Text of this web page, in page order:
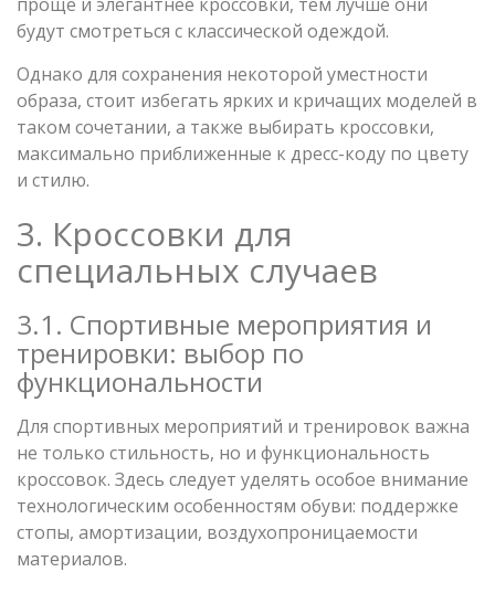
будут смотреться с классической одеждой.
Однако для сохранения некоторой уместности
образа, стоит избегать ярких и кричащих моделей в
таком сочетании, а также выбирать кроссовки,
максимально приближенные к дресс-коду по цвету
и стилю.
3. Кроссовки для
специальных случаев
3.1. Спортивные мероприятия и
тренировки: выбор по
функциональности
Для спортивных мероприятий и тренировок важна
не только стильность, но и функциональность
кроссовок. Здесь следует уделять особое внимание
технологическим особенностям обуви: поддержке
стопы, амортизации, воздухопроницаемости
материалов.